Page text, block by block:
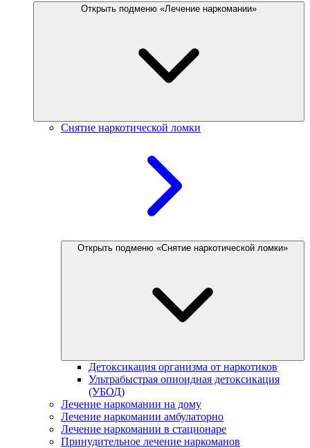
Открыть подменю «Лечение наркомании»
Снятие наркотической ломки
Открыть подменю «Снятие наркотической ломки»
Детоксикация организма от наркотиков
Ультрабыстрая опиоидная детоксикация
(УБОД)
Лечение наркомании на дому
Лечение наркомании амбулаторно
Лечение наркомании в стационаре
Принудительное лечение наркоманов